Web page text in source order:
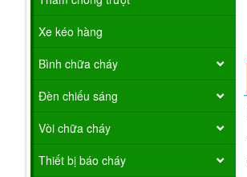
Xe kéo hàng
Bình chữa cháy
Đèn chiếu sáng
Vòi chữa cháy
Thiết bị báo cháy